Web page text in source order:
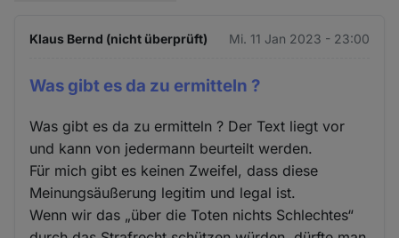
Klaus Bernd (nicht überprüft) Mi. 11 Jan 2023 - 23:00
Was gibt es da zu ermitteln ?
Was gibt es da zu ermitteln ? Der Text liegt vor
und kann von jedermann beurteilt werden.
Für mich gibt es keinen Zweifel, dass diese
Meinungsäußerung legitim und legal ist.
Wenn wir das „über die Toten nichts Schlechtes“